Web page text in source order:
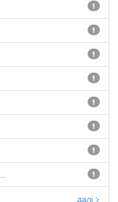
1
1
1
1
1
1
1
1
далі >